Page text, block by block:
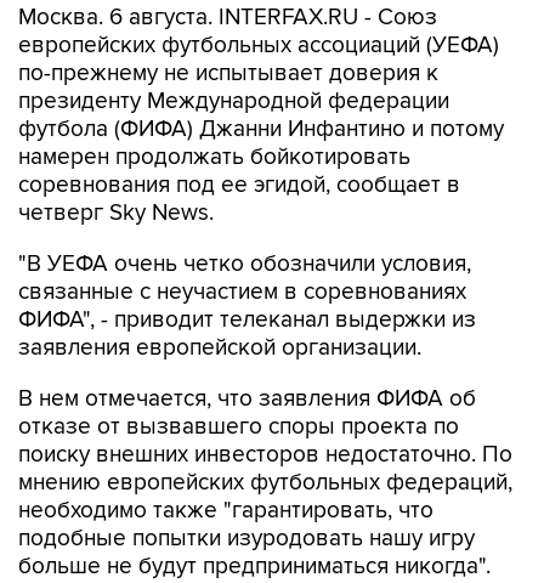
Москва. 6 августа. INTERFAX.RU - Союз
европейских футбольных ассоциаций (УЕФА)
по-прежнему не испытывает доверия к
президенту Международной федерации
футбола (ФИФА) Джанни Инфантино и потому
намерен продолжать бойкотировать
соревнования под ее эгидой, сообщает в
четверг Sky News.
"В УЕФА очень четко обозначили условия,
связанные с неучастием в соревнованиях
ФИФА", - приводит телеканал выдержки из
заявления европейской организации.
В нем отмечается, что заявления ФИФА об
отказе от вызвавшего споры проекта по
поиску внешних инвесторов недостаточно. По
мнению европейских футбольных федераций,
необходимо также "гарантировать, что
подобные попытки изуродовать нашу игру
больше не будут предприниматься никогда".